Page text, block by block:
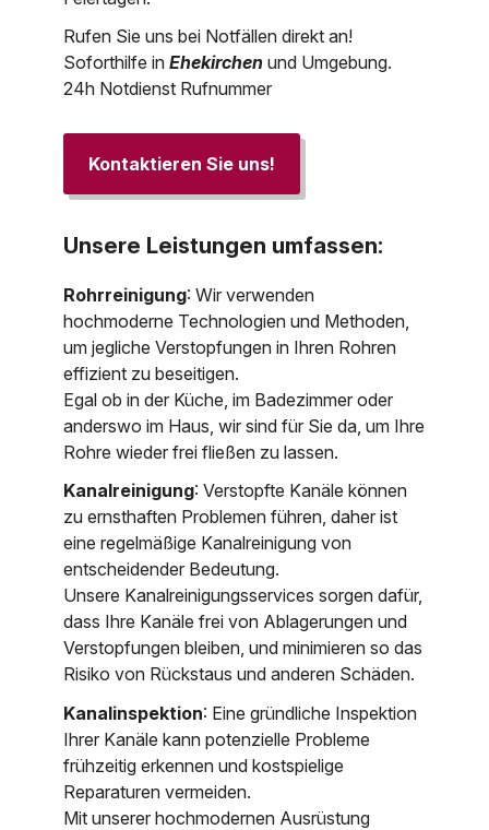
Rufen Sie uns bei Notfällen direkt an!
Soforthilfe in Ehekirchenund Umgebung.
24h Notdienst Rufnummer
Kontaktieren Sie uns!
Unsere Leistungen umfassen:
Rohrreinigung: Wir verwenden
hochmoderne Technologien und Methoden,
um jegliche Verstopfungen in Ihren Rohren
effizient zu beseitigen.
Egal ob in der Küche, im Badezimmer oder
anderswo im Haus, wir sind für Sie da, um Ihre
Rohre wieder frei fließen zu lassen.
Kanalreinigung: Verstopfte Kanäle können
zu ernsthaften Problemen führen, daher ist
eine regelmäßige Kanalreinigung von
entscheidender Bedeutung.
Unsere Kanalreinigungsservices sorgen dafür,
dass Ihre Kanäle frei von Ablagerungen und
Verstopfungen bleiben, und minimieren so das
Risiko von Rückstaus und anderen Schäden.
Kanalinspektion: Eine gründliche Inspektion
Ihrer Kanäle kann potenzielle Probleme
frühzeitig erkennen und kostspielige
Reparaturen vermeiden.
Mit unserer hochmodernen Ausrüstung